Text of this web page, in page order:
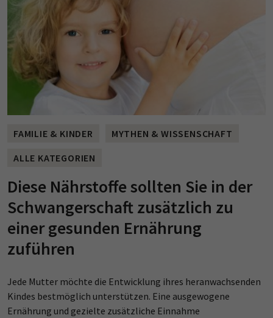
FAMILIE & KINDER
MYTHEN & WISSENSCHAFT
ALLE KATEGORIEN
Diese Nährstoffe sollten Sie in der
Schwangerschaft zusätzlich zu
einer gesunden Ernährung
zuführen
Jede Mutter möchte die Entwicklung ihres heranwachsenden
Kindes bestmöglich unterstützen. Eine ausgewogene
Ernährung und gezielte zusätzliche Einnahme